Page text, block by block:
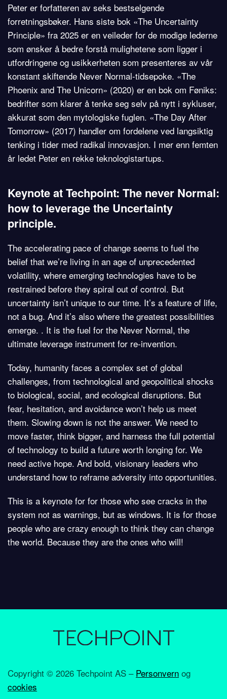
Peter er forfatteren av seks bestselgende
forretningsbøker. Hans siste bok «The Uncertainty
Principle» fra 2025 er en veileder for de modige lederne
som ønsker å bedre forstå mulighetene som ligger i
utfordringene og usikkerheten som presenteres av vår
konstant skiftende Never Normal-tidsepoke. «The
Phoenix and The Unicorn» (2020) er en bok om Føniks:
bedrifter som klarer å tenke seg selv på nytt i sykluser,
akkurat som den mytologiske fuglen. «The Day After
Tomorrow» (2017) handler om fordelene ved langsiktig
tenking i tider med radikal innovasjon. I mer enn femten
år ledet Peter en rekke teknologistartups.
Keynote at Techpoint: The never Normal:
how to leverage the Uncertainty
principle.
The accelerating pace of change seems to fuel the
belief that we’re living in an age of unprecedented
volatility, where emerging technologies have to be
restrained before they spiral out of control. But
uncertainty isn’t unique to our time. It’s a feature of life,
not a bug. And it’s also where the greatest possibilities
emerge. . It is the fuel for the Never Normal, the
ultimate leverage instrument for re-invention.
Today, humanity faces a complex set of global
challenges, from technological and geopolitical shocks
to biological, social, and ecological disruptions. But
fear, hesitation, and avoidance won’t help us meet
them. Slowing down is not the answer. We need to
move faster, think bigger, and harness the full potential
of technology to build a future worth longing for. We
need active hope. And bold, visionary leaders who
understand how to reframe adversity into opportunities.
This is a keynote for for those who see cracks in the
system not as warnings, but as windows. It is for those
people who are crazy enough to think they can change
the world. Because they are the ones who will!
Copyright © 2026 Techpoint AS – Personvern og
cookies